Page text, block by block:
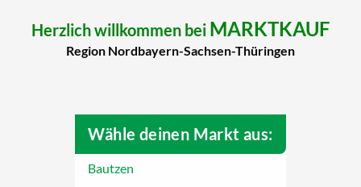
Herzlich willkommen bei MARKTKAUF
Region Nordbayern-Sachsen-Thüringen
Wähle deinen Markt aus:
Bautzen